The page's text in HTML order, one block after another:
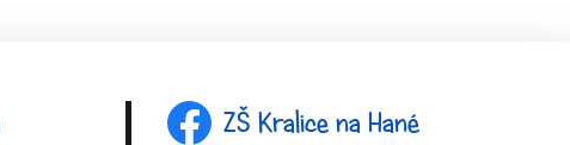
ZŠ Kralice na Hané